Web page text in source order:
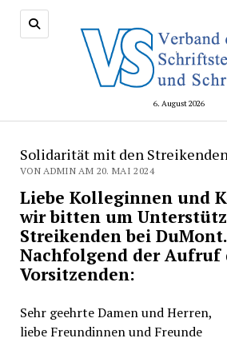
6. August 2026
Solidarität mit den
VON ADMIN AM 20. MAI 2024
Liebe Kolleginnen und
wir bitten um
Streikenden bei DuMont.
Nachfolgend der Aufruf
Vorsitzenden:
Sehr geehrte Damen und Herren,
liebe Freundinnen und Freunde